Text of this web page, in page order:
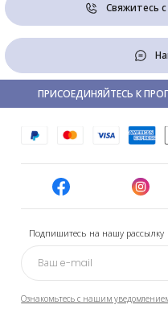
Свяжитесь
Подпишитесь на нашу рассылку
Ознакомьтесь с нашим
ПРИСОЕДИНЯЙТЕСЬ К